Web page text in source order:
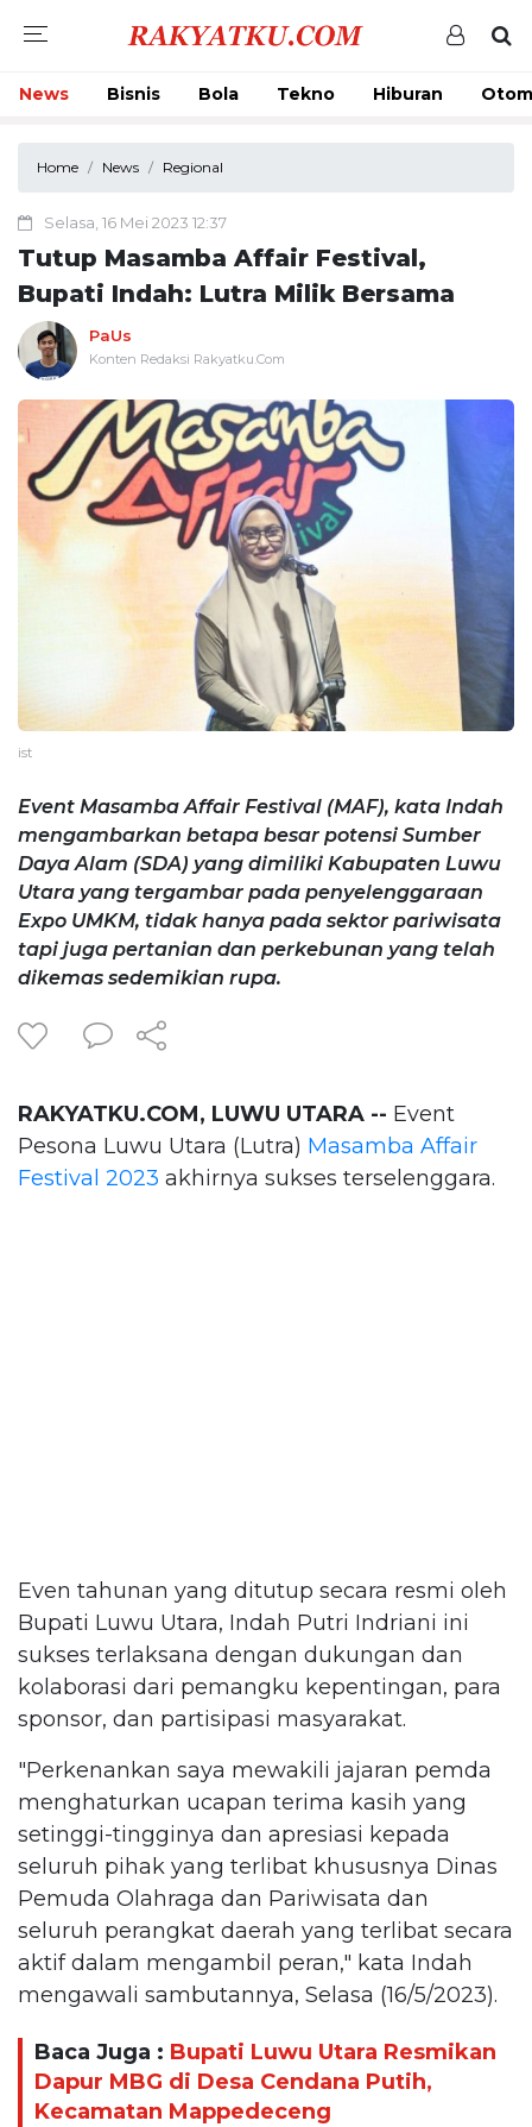
News Bisnis Bola Tekno Hiburan
Home News Regional
Selasa, 16 Mei 2023 12:37
Tutup Masamba Affair Festival,
Bupati Indah: Lutra Milik Bersama
PaUs
Konten Redaksi Rakyatku.Com
ist
Event Masamba Affair Festival (MAF), kata Indah
mengambarkan betapa besar potensi Sumber
Daya Alam (SDA) yang dimiliki Kabupaten Luwu
Utara yang tergambar pada penyelenggaraan
Expo UMKM, tidak hanya pada sektor pariwisata
tapi juga pertanian dan perkebunan yang telah
dikemas sedemikian rupa.
RAKYATKU.COM, LUWU UTARA -- Event
Pesona Luwu Utara (Lutra) Masamba Affair
Festival 2023 akhirnya sukses terselenggara.
Even tahunan yang ditutup secara resmi oleh
Bupati Luwu Utara, Indah Putri Indriani ini
sukses terlaksana dengan dukungan dan
kolaborasi dari pemangku kepentingan, para
sponsor, dan partisipasi masyarakat.
"Perkenankan saya mewakili jajaran pemda
menghaturkan ucapan terima kasih yang
setinggi-tingginya dan apresiasi kepada
seluruh pihak yang terlibat khususnya Dinas
Pemuda Olahraga dan Pariwisata dan
seluruh perangkat daerah yang terlibat secara
aktif dalam mengambil peran," kata Indah
mengawali sambutannya, Selasa (16/5/2023).
Baca Juga : Bupati Luwu Utara Resmikan
Dapur MBG di Desa Cendana Putih,
Kecamatan Mappedeceng